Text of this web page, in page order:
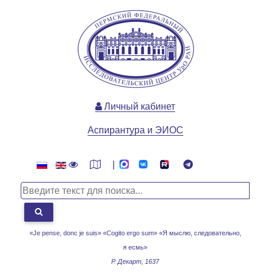
«Je pense, donc je suis» «Cogito ergo sum» «Я мыслю, следовательно,
я есмь»
Р. Декарт, 1637
Личный кабинет
Аспирантура и ЭИОС